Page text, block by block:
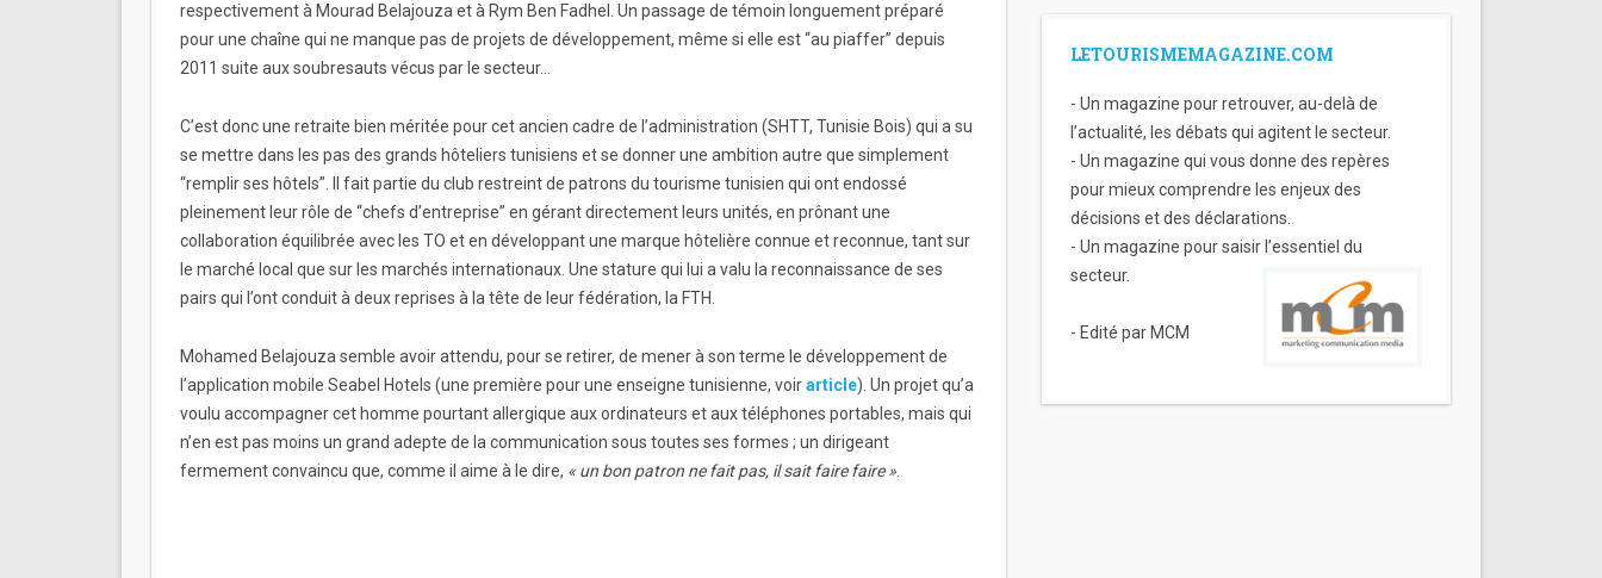
respectivement à Mourad Belajouza et à Rym Ben Fadhel. Un passage de témoin longuement préparé
pour une chaîne qui ne manque pas de projets de développement, même si elle est “au piaffer” depuis
2011 suite aux soubresauts vécus par le secteur…
C’est donc une retraite bien méritée pour cet ancien cadre de l’administration (SHTT, Tunisie Bois) qui a su
se mettre dans les pas des grands hôteliers tunisiens et se donner une ambition autre que simplement
“remplir ses hôtels”. Il fait partie du club restreint de patrons du tourisme tunisien qui ont endossé
pleinement leur rôle de “chefs d’entreprise” en gérant directement leurs unités, en prônant une
collaboration équilibrée avec les TO et en développant une marque hôtelière connue et reconnue, tant sur
le marché local que sur les marchés internationaux. Une stature qui lui a valu la reconnaissance de ses
pairs qui l’ont conduit à deux reprises à la tête de leur fédération, la FTH.
Mohamed Belajouza semble avoir attendu, pour se retirer, de mener à son terme le développement de
l’application mobile Seabel Hotels (une première pour une enseigne tunisienne, voirarticle). Un projet qu’a
voulu accompagner cet homme pourtant allergique aux ordinateurs et aux téléphones portables, mais qui
n’en est pas moins un grand adepte de la communication sous toutes ses formes ; un dirigeant
fermement convaincu que, comme il aime à le dire, « un bon patron ne fait pas, il sait faire faire ».
LETOURISMEMAGAZINE.COM
- Un magazine pour retrouver, au-delà de
l’actualité, les débats qui agitent le secteur.
- Un magazine qui vous donne des repères
pour mieux comprendre les enjeux des
décisions et des déclarations.
- Un magazine pour saisir l’essentiel du
secteur.
- Edité par MCM